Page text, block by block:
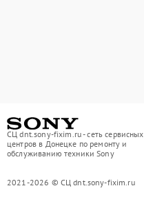
СЦ dnt.sony-fixim.ru - сеть сервисных
центров в Донецке по ремонту и
обслуживанию техники Sony
2021-2026 © СЦ dnt.sony-fixim.ru